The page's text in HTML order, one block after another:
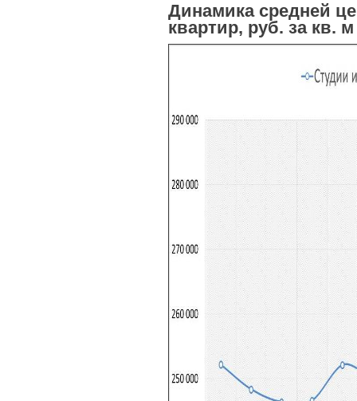
Динамика средней
квартир, руб. за кв. м